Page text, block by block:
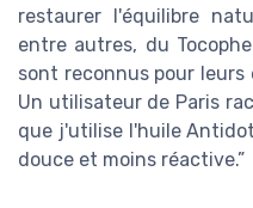
restaurer l'équilibre
entre autres, du
sont reconnus pour leurs
Un utilisateur de Paris
que j'utilise l'huile
douce et moins réactive.”